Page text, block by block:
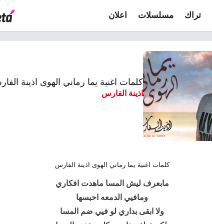
تراك مسلسلات اعلان
كلمات اغنية يما رماني الهوى اذينة
اذينة الفارس
كلمات اغنية يما رماني الهوى اذينة الفارس
مابعرف ليش المسا ماهدت افكاري
ومافيي الدمعه احبسها
ولا ابقى بداري لو فيي ضم المسا